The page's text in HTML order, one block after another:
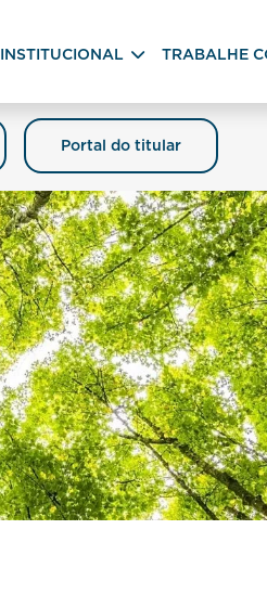
INSTITUCIONAL TRABALHE
Portal do titular